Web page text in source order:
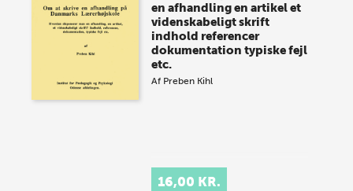
en afhandling en artikel et
videnskabeligt skrift
indhold referencer
dokumentation typiske fejl
etc.
Af Preben Kihl
16,00 KR.